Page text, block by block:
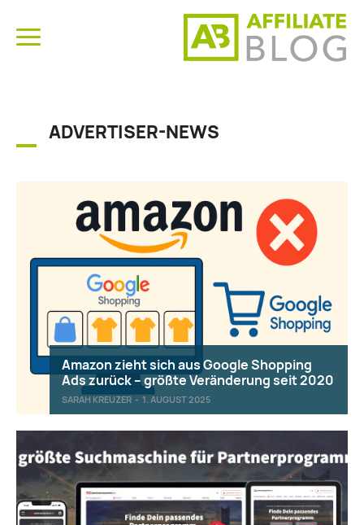
ADVERTISER-NEWS
Amazon zieht sich aus Google Shopping
Ads zurück – größte Veränderung seit 2020
SARAH KREUZER - 1. AUGUST 2025